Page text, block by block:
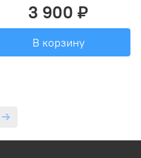
3 900 ₽
В корзину